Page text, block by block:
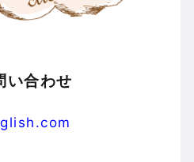
い合わせ